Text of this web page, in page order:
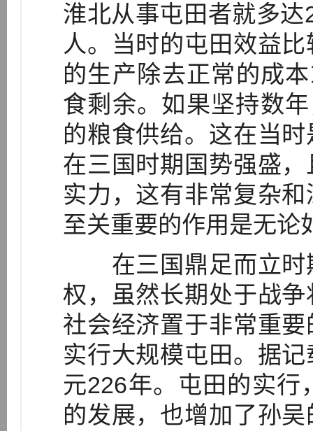
淮北从事屯田者就多
人。当时的屯田效益
的生产除去正常的成
食剩余。如果坚持数
的粮食供给。这在当
在三国时期国势强盛
实力，这有非常复杂
至关重要的作用是无论
在三国鼎足而立时
权，虽然长期处于战
社会经济置于非常重
实行大规模屯田。据
元226年。屯田的实行
的发展，也增加了孙